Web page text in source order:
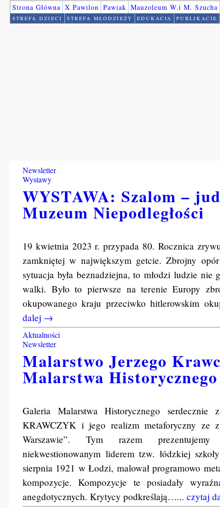
Strona Główna X Pawilon Pawiak Mauzoleum W.i M. Szucha
STREFA DZIECI STREFA MŁODZIEŻY EDUKACJA PUBLIKACJE
Newsletter
Wystawy
WYSTAWA: Szalom –
Muzeum Niepodległości
19 kwietnia 2023 r. przypada 80. Rocznica
zamkniętej w największym getcie. Zbrojny
sytuacja była beznadziejna, to młodzi ludzie nie
walki. Było to pierwsze na terenie Europy
okupowanego kraju przeciwko hitlerowskim
dalej →
Aktualności
Newsletter
Malarstwo Jerzego
Malarstwa Historycznego
Galeria Malarstwa Historycznego serdecznie
KRAWCZYK i jego realizm metaforyczny ze
Warszawie”. Tym razem
niekwestionowanym liderem tzw. łódzkiej
sierpnia 1921 w Łodzi, malował programowo
kompozycje. Kompozycje te posiadały
anegdotycznych. Krytycy podkreślają…... czytaj